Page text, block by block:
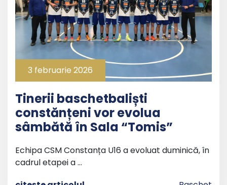
3 februarie 2026
Tinerii baschetbaliști
constănțeni vor evolua
sâmbătă în Sala “Tomis”
Echipa CSM Constanța U16 a evoluat duminică, în
cadrul etapei a …